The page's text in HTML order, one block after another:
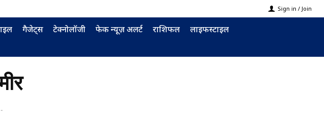
Sign in / Join
गैजेट्स टेक्नोलॉजी फेक न्यूज़ अलर्ट राशिफल लाइफस्टाइल